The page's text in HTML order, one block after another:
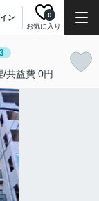
ン
お気に入り
0
/共益費 0円